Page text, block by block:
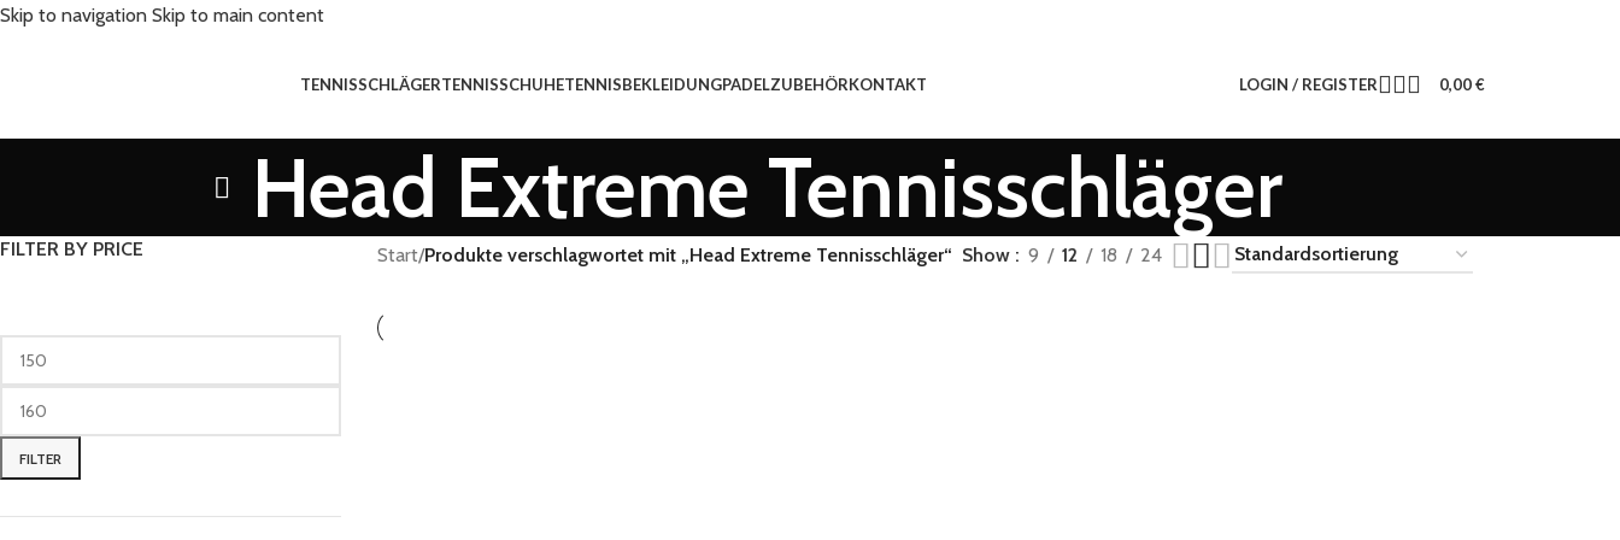
Skip to navigation Skip to main content
TENNISSCHLÄGERTENNISSCHUHETENNISBEKLEIDUNGPADELZUBEHÖRKONTAKT LOGIN / REGISTER 0,00€
Head Extreme Tennisschläger
FILTER BY PRICE
FILTER
Start/Produkte verschlagwortet mit „Head Extreme Tennisschläger“ Show 9 12 18 24